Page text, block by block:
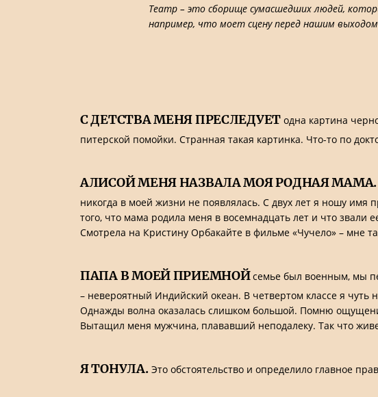
Театр – это сборище сумасшедших людей,
например, что моет сцену перед нашим
С ДЕТСТВА МЕНЯ ПРЕСЛЕДУЕТ одна картина
питерской помойки. Странная такая картинка. Что-то по
АЛИСОЙ МЕНЯ НАЗВАЛА МОЯ РОДНАЯ МАМА.
никогда в моей жизни не появлялась. С двух лет я ношу
того, что мама родила меня в восемнадцать лет и что
Смотрела на Кристину Орбакайте в фильме «Чучело» – мне
ПАПА В МОЕЙ ПРИЕМНОЙсемье был военным, мы
– невероятный Индийский океан. В четвертом классе я
Однажды волна оказалась слишком большой. Помню
Вытащил меня мужчина, плававший неподалеку. Так что
Я ТОНУЛА.Это обстоятельство и определило главное